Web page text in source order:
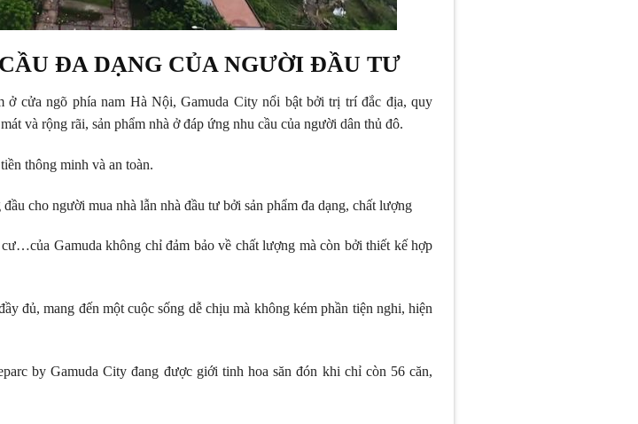
ĐA DẠNG CỦA NGƯỜI ĐẦU TƯ
ở cửa ngõ phía nam Hà Nội, Gamuda City nổi bật bởi trị trí đắc địa, quy
và rộng rãi, sản phẩm nhà ở đáp ứng nhu cầu của người dân thủ đô.
thông minh và an toàn.
cho người mua nhà lẫn nhà đầu tư bởi sản phẩm đa dạng, chất lượng
Gamuda không chỉ đảm bảo về chất lượng mà còn bởi thiết kế hợp
đủ, mang đến một cuộc sống dễ chịu mà không kém phần tiện nghi, hiện
by Gamuda City đang được giới tinh hoa săn đón khi chỉ còn 56 căn,